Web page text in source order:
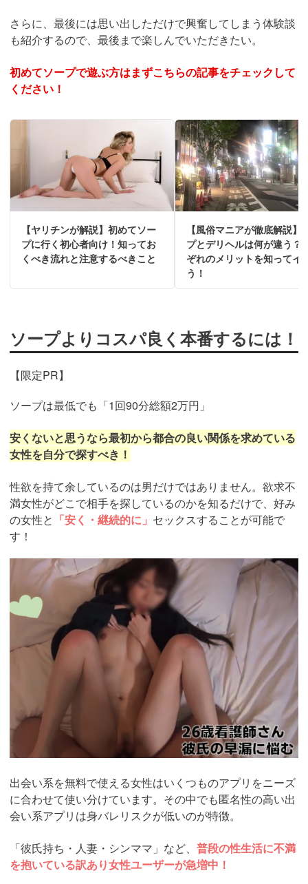
さらに、最後には思い出しただけで興奮してしまう体験談
も紹介するので、最後まで楽しんでいただきたい。
初めてソープで遊ぶ方はまずこちらの記事をチェックして
ください！
【ヤリチンが解説】初めてソー
プに行く初心者向け！知ってお
くべき流れと注意するべきこと
【風俗マニアが徹底解説】
プとデリヘルは何が違う？
ぞれのメリットを知ってイ
う！
ソープよりコスパ良く本番するには！
【限定PR】
ソープは最低でも「1回90分総額2万円」
安くないと思うなら最初から都合の良い関係を求めている
女性を自分で探すべき！
性欲を持て余しているのは男だけではありません。欲求不
満女性がどこで相手を探しているのかを知るだけで、好み
の女性と 「安く・継続的に」 セックスすることが可能で
す！
https://pcmax.jp/lp/?
ad_id=rm307152
出会い系を無料で使える女性はいくつものアプリをニーズ
に合わせて使い分けています。その中でも匿名性の高い出
会い系アプリは身バレリスクが低いのが特徴。
「彼氏持ち・人妻・シンママ」など、 普段の性生活に不満
を抱いている訳あり女性ユーザーが急増中！